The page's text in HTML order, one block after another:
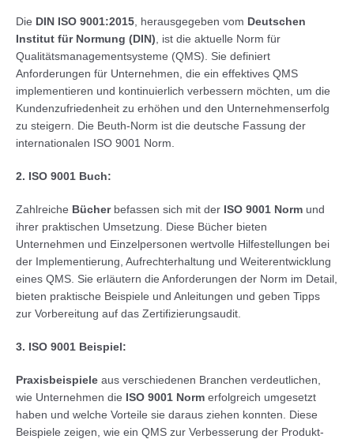
Die DIN ISO 9001:2015 , herausgegeben vom Deutschen
Institut für Normung (DIN) , ist die aktuelle Norm für
Qualitätsmanagementsysteme (QMS). Sie definiert
Anforderungen für Unternehmen, die ein effektives QMS
implementieren und kontinuierlich verbessern möchten, um die
Kundenzufriedenheit zu erhöhen und den Unternehmenserfolg
zu steigern. Die Beuth-Norm ist die deutsche Fassung der
internationalen ISO 9001 Norm.
2. ISO 9001 Buch:
Zahlreiche Bücherbefassen sich mit der ISO 9001 Norm und
ihrer praktischen Umsetzung. Diese Bücher bieten
Unternehmen und Einzelpersonen wertvolle Hilfestellungen bei
der Implementierung, Aufrechterhaltung und Weiterentwicklung
eines QMS. Sie erläutern die Anforderungen der Norm im Detail,
bieten praktische Beispiele und Anleitungen und geben Tipps
zur Vorbereitung auf das Zertifizierungsaudit.
3. ISO 9001 Beispiel:
Praxisbeispiele aus verschiedenen Branchen verdeutlichen,
wie Unternehmen die ISO 9001 Norm erfolgreich umgesetzt
haben und welche Vorteile sie daraus ziehen konnten. Diese
Beispiele zeigen, wie ein QMS zur Verbesserung der Produkt-